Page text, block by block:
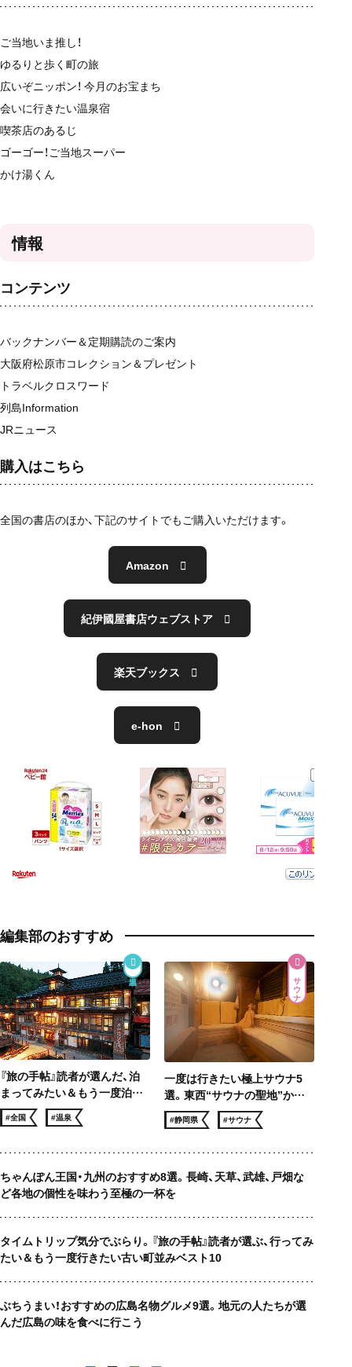
ご当地いま推し！
ゆるりと歩く町の旅
広いぞニッポン！ 今月のお宝まち
会いに行きたい温泉宿
喫茶店のあるじ
ゴーゴー！ご当地スーパー
かけ湯くん
情報
コンテンツ
バックナンバー＆定期購読のご案内
大阪府松原市コレクション＆プレゼント
トラベルクロスワード
列島Information
JRニュース
購入はこちら
全国の書店のほか、下記のサイトでもご購入いただけます。
Amazon
紀伊國屋書店ウェブストア
楽天ブックス
e-hon
編集部のおすすめ
『旅の手帖』読者が選んだ、泊
まってみたい＆もう一度泊ま
りたい 温泉宿ベスト10
#全国 #温泉
サウナ
一度は行きたい極上サウナ5
選。東西“サウナの聖地”から
サウナー憧れのロケ地まで、冬
でも滝汗！
#静岡県 #サウナ
ちゃんぽん王国・九州のおすすめ8選。長崎、天草、武雄、戸畑な
ど各地の個性を味わう至極の一杯を
タイムトリップ気分でぶらり。『旅の手帖』読者が選ぶ、行ってみ
たい＆もう一度行きたい古い町並みベスト10
ぶちうまい！おすすめの広島名物グルメ9選。地元の人たちが選
んだ広島の味を食べに行こう